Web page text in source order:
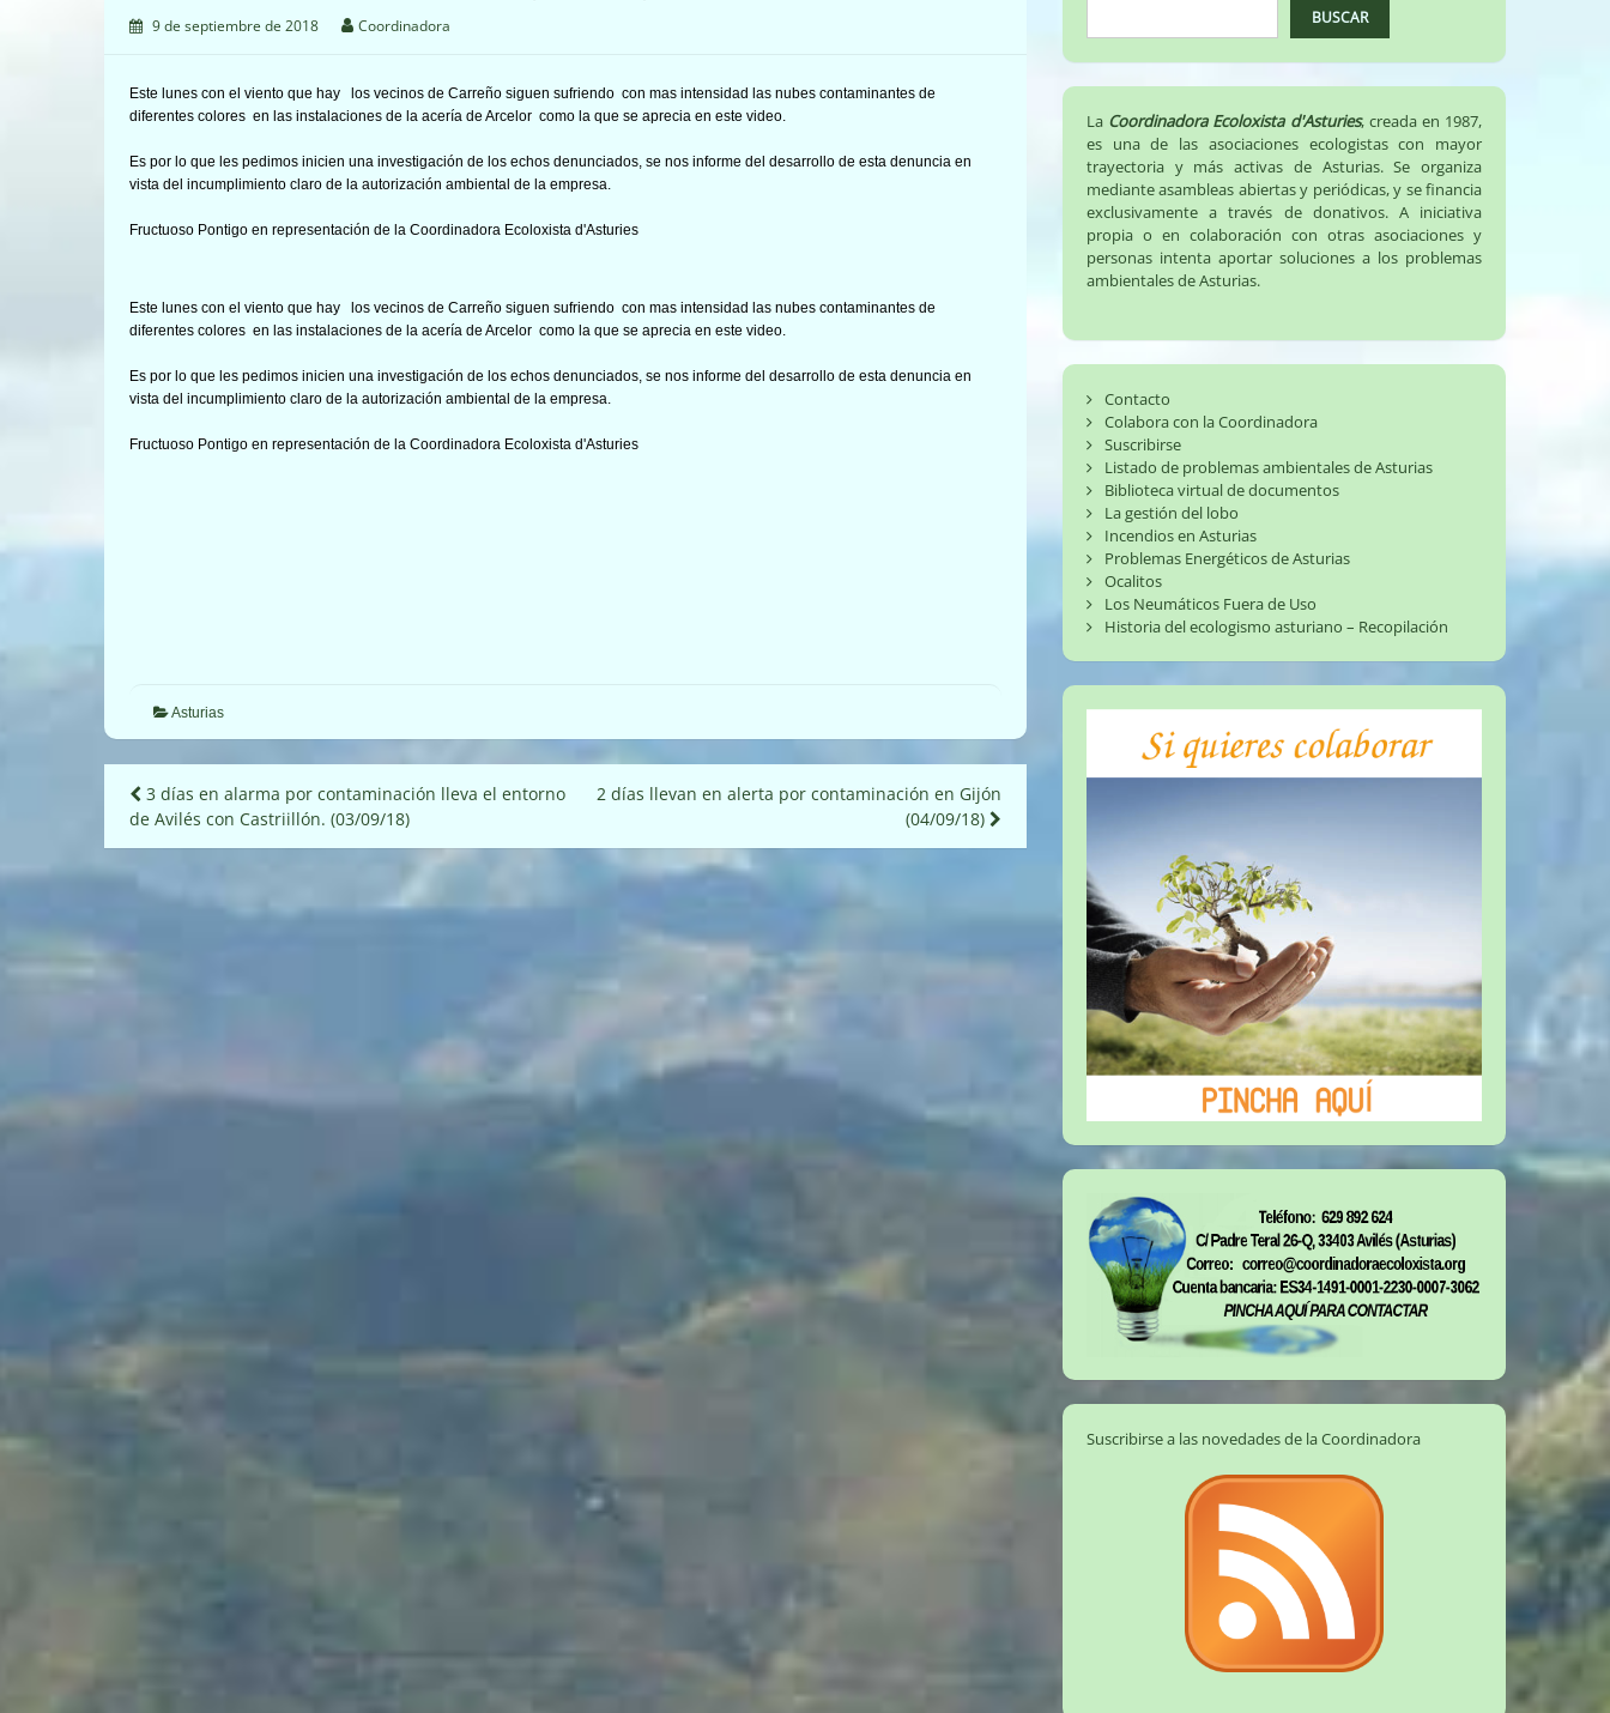
9 de septiembre de 2018 Coordinadora
Este lunes con el viento que hay los vecinos de Carreño siguen sufriendo con mas intensidad las nubes contaminantes de
diferentes colores en las instalaciones de la acería de Arcelor como la que se aprecia en este video.
Es por lo que les pedimos inicien una investigación de los echos denunciados, se nos informe del desarrollo de esta denuncia en
vista del incumplimiento claro de la autorización ambiental de la empresa.
Fructuoso Pontigo en representación de la Coordinadora Ecoloxista d'Asturies
Este lunes con el viento que hay los vecinos de Carreño siguen sufriendo con mas intensidad las nubes contaminantes de
diferentes colores en las instalaciones de la acería de Arcelor como la que se aprecia en este video.
Es por lo que les pedimos inicien una investigación de los echos denunciados, se nos informe del desarrollo de esta denuncia en
vista del incumplimiento claro de la autorización ambiental de la empresa.
Fructuoso Pontigo en representación de la Coordinadora Ecoloxista d'Asturies
Asturias
Navegación
de
entradas
3 días en alarma por contaminación lleva el entorno
de Avilés con Castriillón. (03/09/18)
2 días llevan en alerta por contaminación en Gijón
(04/09/18)
BUSCAR
La Coordinadora Ecoloxista d'Asturies, creada en 1987,
es una de las asociaciones ecologistas con mayor
trayectoria y más activas de Asturias. Se organiza
mediante asambleas abiertas y periódicas, y se financia
exclusivamente a través de donativos. A iniciativa
propia o en colaboración con otras asociaciones y
personas intenta aportar soluciones a los problemas
ambientales de Asturias.
Contacto
Colabora con la Coordinadora
Suscribirse
Listado de problemas ambientales de Asturias
Biblioteca virtual de documentos
La gestión del lobo
Incendios en Asturias
Problemas Energéticos de Asturias
Ocalitos
Los Neumáticos Fuera de Uso
Historia del ecologismo asturiano – Recopilación
Suscribirse a las novedades de la Coordinadora